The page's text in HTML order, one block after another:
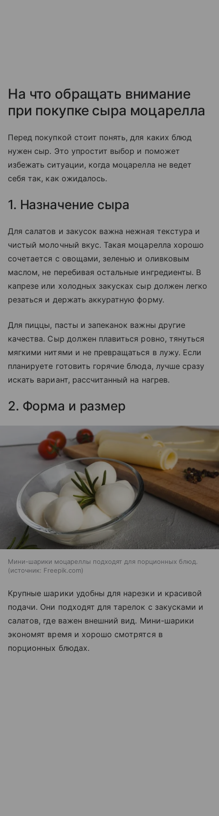
На что обращать внимание
при покупке сыра моцарелла
Перед покупкой стоит понять, для каких блюд
нужен сыр. Это упростит выбор и поможет
избежать ситуации, когда моцарелла не ведет
себя так, как ожидалось.
1. Назначение сыра
Для салатов и закусок важна нежная текстура и
чистый молочный вкус. Такая моцарелла хорошо
сочетается с овощами, зеленью и оливковым
маслом, не перебивая остальные ингредиенты. В
капрезе или холодных закусках сыр должен легко
резаться и держать аккуратную форму.
Для пиццы, пасты и запеканок важны другие
качества. Сыр должен плавиться ровно, тянуться
мягкими нитями и не превращаться в лужу. Если
планируете готовить горячие блюда, лучше сразу
искать вариант, рассчитанный на нагрев.
2. Форма и размер
Мини-шарики моцареллы подходят для порционных блюд.
источник: Freepik.com
Крупные шарики удобны для нарезки и красивой
подачи. Они подходят для тарелок с закусками и
салатов, где важен внешний вид. Мини-шарики
экономят время и хорошо смотрятся в
порционных блюдах.